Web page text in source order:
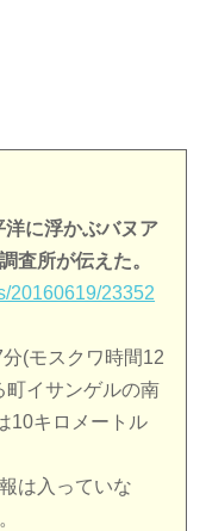
に浮かぶバヌア
査所が伝えた。
20160619/23352
(モスクワ時間12
町イサンゲルの南
10キロメートル
は入っていな